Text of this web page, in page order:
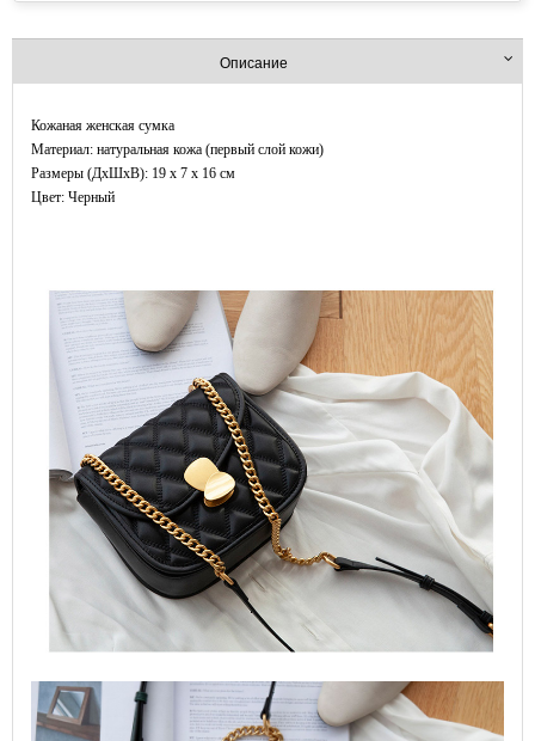
Описание
Кожаная женская сумка
Материал: натуральная кожа (первый слой кожи)
Размеры (ДxШхВ): 19 x 7 x 16 см
Цвет: Черный